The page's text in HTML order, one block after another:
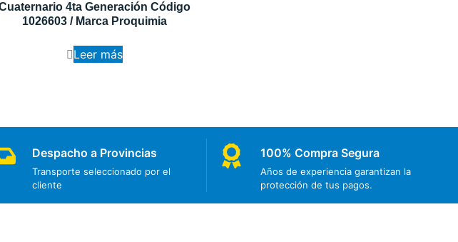
4ta Generación Código
1026603 / Marca Proquimia
Leer más
Despacho a Provincias
Transporte seleccionado por el
cliente
100% Compra Segura
Años de experiencia garantizan la
protección de tus pagos.